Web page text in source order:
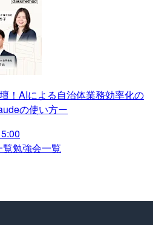
！AIによる自治体業務効率化の
の使い方ー
覧勉強会一覧